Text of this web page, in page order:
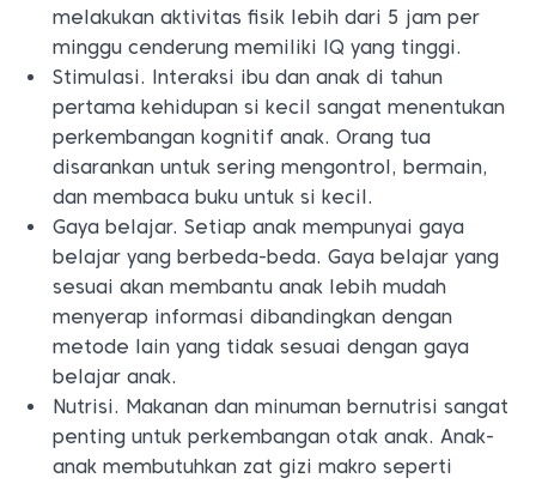
melakukan aktivitas fisik lebih dari 5 jam per
minggu cenderung memiliki IQ yang tinggi.
Stimulasi. Interaksi ibu dan anak di tahun
pertama kehidupan si kecil sangat menentukan
perkembangan kognitif anak. Orang tua
disarankan untuk sering mengontrol, bermain,
dan membaca buku untuk si kecil.
Gaya belajar. Setiap anak mempunyai gaya
belajar yang berbeda-beda. Gaya belajar yang
sesuai akan membantu anak lebih mudah
menyerap informasi dibandingkan dengan
metode lain yang tidak sesuai dengan gaya
belajar anak.
Nutrisi. Makanan dan minuman bernutrisi sangat
penting untuk perkembangan otak anak. Anak-
anak membutuhkan zat gizi makro seperti